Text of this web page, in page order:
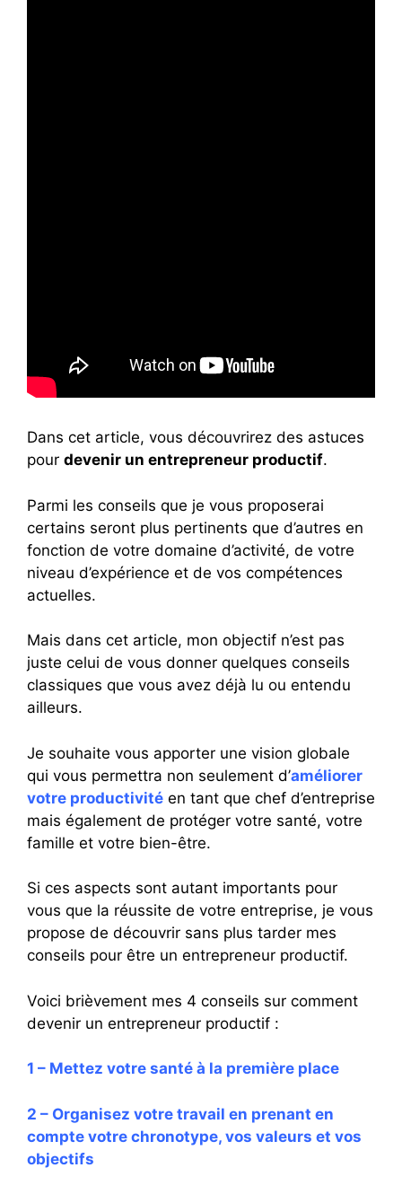
Dans cet article, vous découvrirez des astuces
pour devenir un entrepreneur productif.
Parmi les conseils que je vous proposerai
certains seront plus pertinents que d’autres en
fonction de votre domaine d’activité, de votre
niveau d’expérience et de vos compétences
actuelles.
Mais dans cet article, mon objectif n’est pas
juste celui de vous donner quelques conseils
classiques que vous avez déjà lu ou entendu
ailleurs.
Je souhaite vous apporter une vision globale
qui vous permettra non seulement d’améliorer
votre productivité en tant que chef d’entreprise
mais également de protéger votre santé, votre
famille et votre bien-être.
Si ces aspects sont autant importants pour
vous que la réussite de votre entreprise, je vous
propose de découvrir sans plus tarder mes
conseils pour être un entrepreneur productif.
Voici brièvement mes 4 conseils sur comment
devenir un entrepreneur productif :
1 – Mettez votre santé à la première place
2 – Organisez votre travail en prenant en
compte votre chronotype, vos valeurs et vos
objectifs